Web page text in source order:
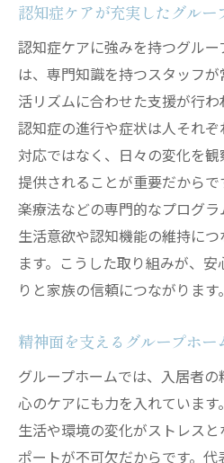
認知症ケアが充実したグルー
認知症ケアに強みを持つグル
は、専門知識を持つスタッフ
活リズムに合わせた支援が行わ
認知症の進行や症状は人それ
対応ではなく、日々の変化を
提供されることが重要だから
楽療法などの専門的なプログ
生活意欲や認知機能の維持に
ます。こうした取り組みが、
りと家族の信頼につながります。
精神面を支えるグループホー
グループホームでは、入居者の
心のケアにも力を入れていま
生活や環境の変化がストレス
ポートが不可欠だからです。